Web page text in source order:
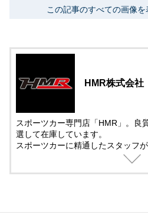
この記事のすべての画像を
HMR株式会社
スポーツカー専門店「HMR」。良
選して在庫しています。
スポーツカーに精通したスタッフ
ンテナンス＆チューニングまでサポ